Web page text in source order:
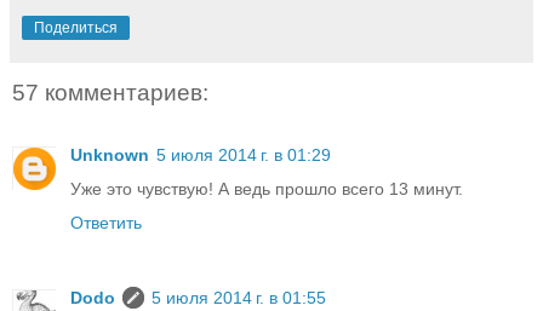
Поделиться
57 комментариев:
Unknown 5 июля 2014 г. в 01:29
Уже это чувствую! А ведь прошло всего 13 минут.
Ответить
Dodo
5 июля 2014 г. в 01:55